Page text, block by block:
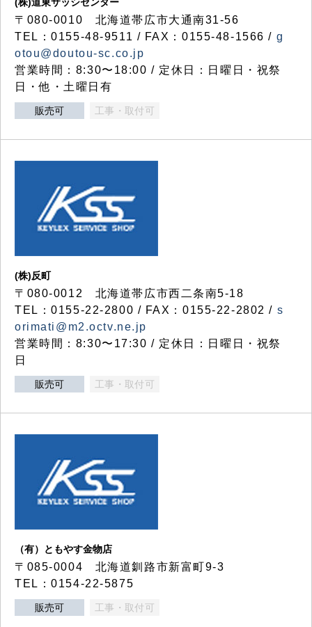
〒080-0010 北海道帯広市大通南31-56
TEL：0155-48-9511 / FAX：0155-48-1566 / g
otou@doutou-sc.co.jp
営業時間：8:30〜18:00 / 定休日：日曜日・祝祭
日・他・土曜日有
販売可 工事・取付可
(株)反町
〒080-0012 北海道帯広市西二条南5-18
TEL：0155-22-2800 / FAX：0155-22-2802 / s
orimati@m2.octv.ne.jp
営業時間：8:30〜17:30 / 定休日：日曜日・祝祭
日
販売可 工事・取付可
（有）ともやす金物店
〒085-0004 北海道釧路市新富町9-3
TEL：0154-22-5875
販売可 工事・取付可